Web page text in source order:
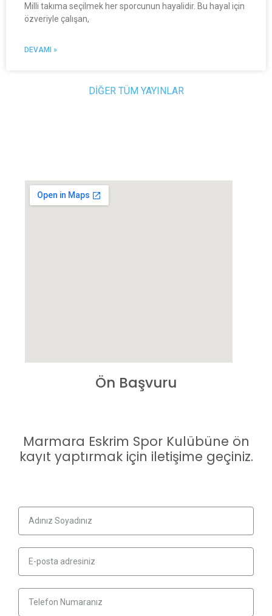
Milli takıma seçilmek her sporcunun hayalidir. Bu hayal için
özveriyle çalışan,
DEVAMI »
DİĞER TÜM YAYINLAR
Ön Başvuru
Marmara Eskrim Spor Kulübüne ön
kayıt yaptırmak için iletişime geçiniz.